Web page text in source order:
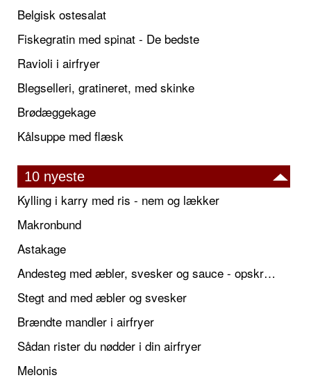
Belgisk ostesalat
Fiskegratin med spinat - De bedste
Ravioli i airfryer
Blegselleri, gratineret, med skinke
Brødæggekage
Kålsuppe med flæsk
10 nyeste
Kylling i karry med ris - nem og lækker
Makronbund
Astakage
Andesteg med æbler, svesker og sauce - opskrift også til jul
Stegt and med æbler og svesker
Brændte mandler i airfryer
Sådan rister du nødder i din airfryer
Melonis